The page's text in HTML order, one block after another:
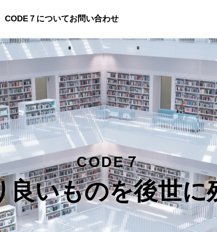
CODE７についてお問い合わせ
CODE７
良いものを後世に